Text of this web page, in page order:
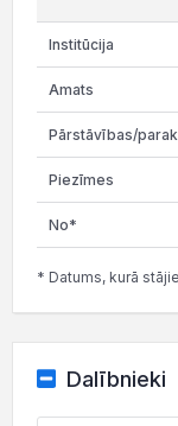
* Datums, kurā
Dalībnieki